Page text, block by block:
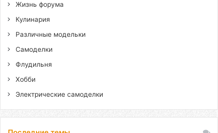
Жизнь форума
Кулинария
Различные модельки
Самоделки
Флудильня
Хобби
Электрические самоделки